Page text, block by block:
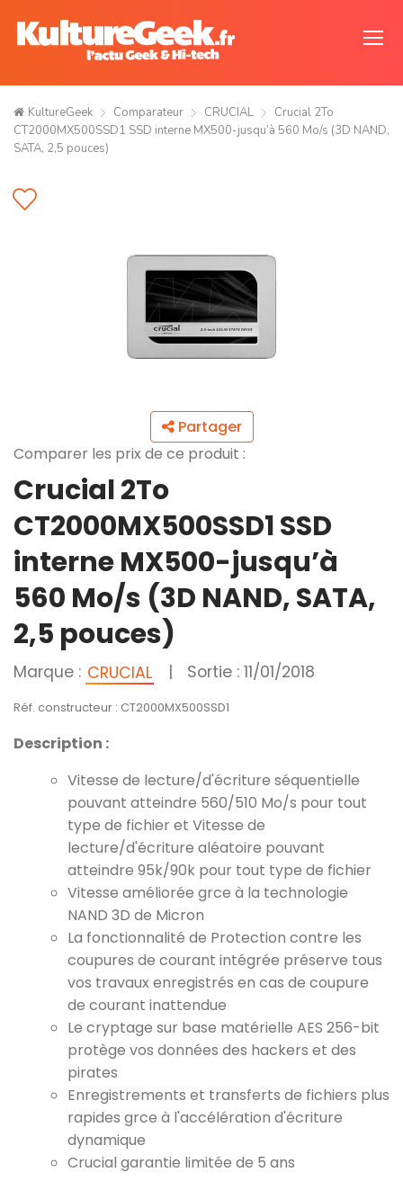
KultureGeek Comparateur CRUCIAL
Crucial 2To
CT2000MX500SSD1 SSD interne MX500-jusqu’à 560 Mo/s (3D NAND,
SATA, 2,5 pouces)
Partager
Comparer les prix de ce produit :
Crucial 2To
CT2000MX500SSD1 SSD
interne MX500-jusqu’à
560 Mo/s (3D NAND, SATA,
2,5 pouces)
Marque : CRUCIAL | Sortie : 11/01/2018
Réf. constructeur : CT2000MX500SSD1
Description :
Vitesse de lecture/d'écriture séquentielle
pouvant atteindre 560/510 Mo/s pour tout
type de fichier et Vitesse de
lecture/d'écriture aléatoire pouvant
atteindre 95k/90k pour tout type de fichier
Vitesse améliorée grce à la technologie
NAND 3D de Micron
La fonctionnalité de Protection contre les
coupures de courant intégrée préserve tous
vos travaux enregistrés en cas de coupure
de courant inattendue
Le cryptage sur base matérielle AES 256-bit
protège vos données des hackers et des
pirates
Enregistrements et transferts de fichiers plus
rapides grce à l'accélération d'écriture
dynamique
Crucial garantie limitée de 5 ans